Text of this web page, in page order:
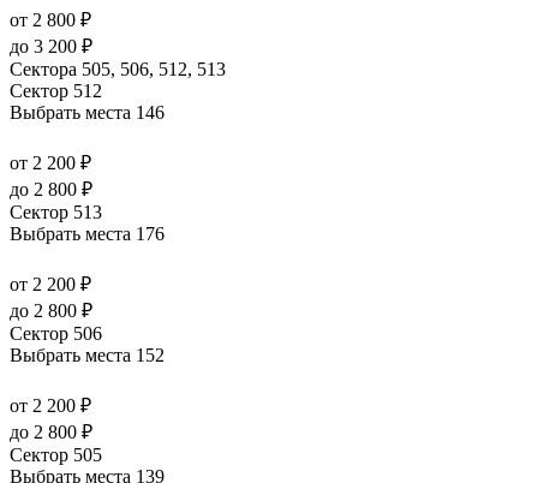
от 2 800 ₽
до 3 200 ₽
Сектора 505, 506, 512, 513
Сектор 512
Выбрать места 146
от 2 200 ₽
до 2 800 ₽
Сектор 513
Выбрать места 176
от 2 200 ₽
до 2 800 ₽
Сектор 506
Выбрать места 152
от 2 200 ₽
до 2 800 ₽
Сектор 505
Выбрать места 139